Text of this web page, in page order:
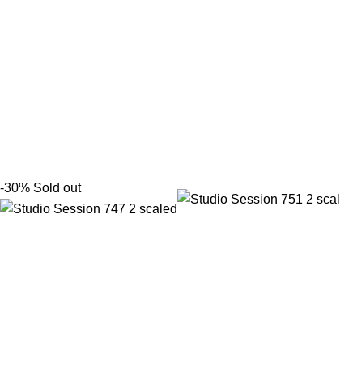
-30% Sold out